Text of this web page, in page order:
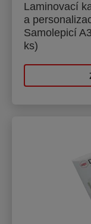
Laminovací
a
Samolepicí
ks)